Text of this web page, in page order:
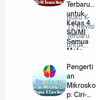
Terbaru
untuk
Kelas 4
SD/MI
Semua
Mata
Wajib
Buku K-
13 Revisi
Terbaru
untuk
SD/MI
Semu…
Pengerti
an
Mikrosko
p: Ciri-